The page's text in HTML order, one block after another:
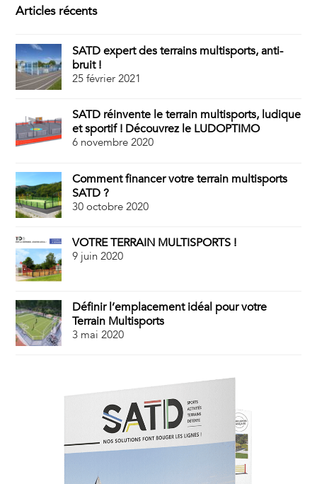
c
b
o
o
k
n
e
d
I
n
u
u
b
Articles récents
SATD expert des terrains multisports, anti-
bruit !
25 février 2021
SATD réinvente le terrain multisports, ludique
et sportif ! Découvrez le LUDOPTIMO
6 novembre 2020
Comment financer votre terrain multisports
SATD ?
30 octobre 2020
VOTRE TERRAIN MULTISPORTS !
9 juin 2020
Définir l’emplacement idéal pour votre
Terrain Multisports
3 mai 2020